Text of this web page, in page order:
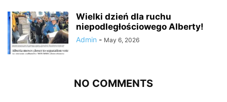
Wielki dzień dla ruchu
niepodległościowego Alberty!
Admin - May 6, 2026
NO COMMENTS